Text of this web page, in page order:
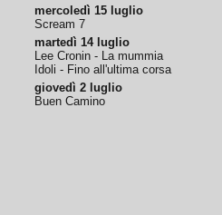
mercoledì 15 luglio
Scream 7
martedì 14 luglio
Lee Cronin - La mummia
Idoli - Fino all'ultima corsa
giovedì 2 luglio
Buen Camino